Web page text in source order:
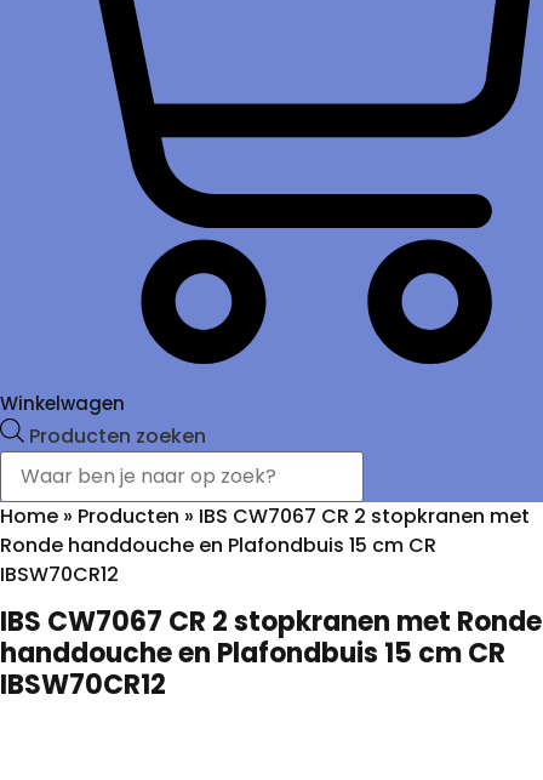
Winkelwagen
Producten zoeken
Home » Producten » IBS CW7067 CR 2 stopkranen met
Ronde handdouche en Plafondbuis 15 cm CR
IBSW70CR12
IBS CW7067 CR 2 stopkranen met Ronde
handdouche en Plafondbuis 15 cm CR
IBSW70CR12